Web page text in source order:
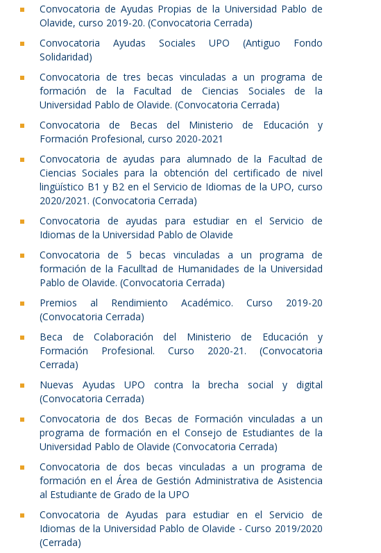
Convocatoria de Ayudas Propias de la Universidad Pablo de
Olavide, curso 2019-20. (Convocatoria Cerrada)
Convocatoria Ayudas Sociales UPO (Antiguo Fondo
Solidaridad)
Convocatoria de tres becas vinculadas a un programa de
formación de la Facultad de Ciencias Sociales de la
Universidad Pablo de Olavide. (Convocatoria Cerrada)
Convocatoria de Becas del Ministerio de Educación y
Formación Profesional, curso 2020-2021
Convocatoria de ayudas para alumnado de la Facultad de
Ciencias Sociales para la obtención del certificado de nivel
lingüístico B1 y B2 en el Servicio de Idiomas de la UPO, curso
2020/2021. (Convocatoria Cerrada)
Convocatoria de ayudas para estudiar en el Servicio de
Idiomas de la Universidad Pablo de Olavide
Convocatoria de 5 becas vinculadas a un programa de
formación de la Faculltad de Humanidades de la Universidad
Pablo de Olavide. (Convocatoria Cerrada)
Premios al Rendimiento Académico. Curso 2019-20
(Convocatoria Cerrada)
Beca de Colaboración del Ministerio de Educación y
Formación Profesional. Curso 2020-21. (Convocatoria
Cerrada)
Nuevas Ayudas UPO contra la brecha social y digital
(Convocatoria Cerrada)
Convocatoria de dos Becas de Formación vinculadas a un
programa de formación en el Consejo de Estudiantes de la
Universidad Pablo de Olavide (Convocatoria Cerrada)
Convocatoria de dos becas vinculadas a un programa de
formación en el Área de Gestión Administrativa de Asistencia
al Estudiante de Grado de la UPO
Convocatoria de Ayudas para estudiar en el Servicio de
Idiomas de la Universidad Pablo de Olavide - Curso 2019/2020
(Cerrada)